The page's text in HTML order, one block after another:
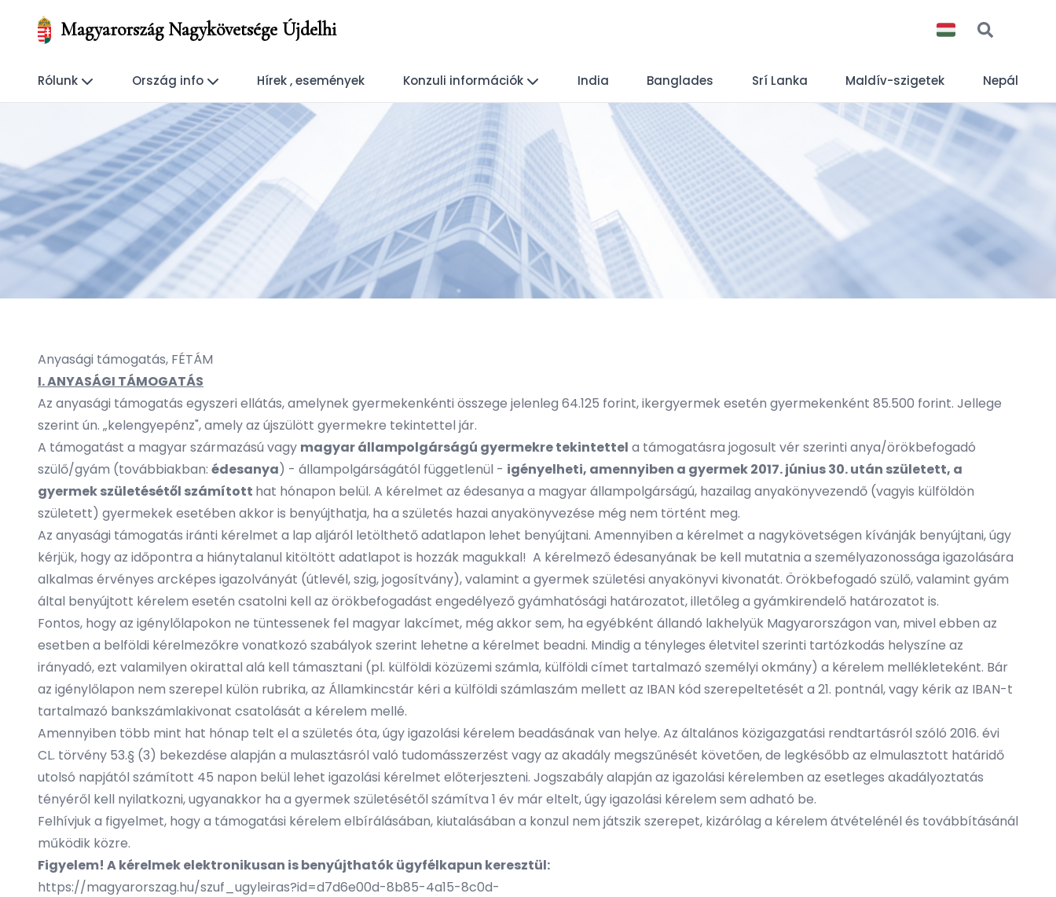
Magyarország Nagykövetsége Újdelhi
Rólunk Ország info Hírek , események Konzuli információk India Banglades Srí Lanka Maldív-szigetek Nepál
Anyasági támogatás, FÉTÁM
I. ANYASÁGI TÁMOGATÁS
Az anyasági támogatás egyszeri ellátás, amelynek gyermekenkénti összege jelenleg 64.125 forint, ikergyermek esetén gyermekenként 85.500 forint. Jellege
szerint ún. „kelengyepénz", amely az újszülött gyermekre tekintettel jár.
A támogatást a magyar származású vagy magyar állampolgárságú gyermekre tekintettel a támogatásra jogosult vér szerinti anya/örökbefogadó
szülő/gyám (továbbiakban: édesanya) - állampolgárságától függetlenül - igényelheti, amennyiben a gyermek 2017. június 30. után született, a
gyermek születésétől számított hat hónapon belül. A kérelmet az édesanya a magyar állampolgárságú, hazailag anyakönyvezendő (vagyis külföldön
született) gyermekek esetében akkor is benyújthatja, ha a születés hazai anyakönyvezése még nem történt meg.
Az anyasági támogatás iránti kérelmet a lap aljáról letölthető adatlapon lehet benyújtani. Amennyiben a kérelmet a nagykövetségen kívánják benyújtani, úgy
kérjük, hogy az időpontra a hiánytalanul kitöltött adatlapot is hozzák magukkal! A kérelmező édesanyának be kell mutatnia a személyazonossága igazolására
alkalmas érvényes arcképes igazolványát (útlevél, szig, jogosítvány), valamint a gyermek születési anyakönyvi kivonatát. Örökbefogadó szülő, valamint gyám
által benyújtott kérelem esetén csatolni kell az örökbefogadást engedélyező gyámhatósági határozatot, illetőleg a gyámkirendelő határozatot is.
Fontos, hogy az igénylőlapokon ne tüntessenek fel magyar lakcímet, még akkor sem, ha egyébként állandó lakhelyük Magyarországon van, mivel ebben az
esetben a belföldi kérelmezőkre vonatkozó szabályok szerint lehetne a kérelmet beadni. Mindig a tényleges életvitel szerinti tartózkodás helyszíne az
irányadó, ezt valamilyen okirattal alá kell támasztani (pl. külföldi közüzemi számla, külföldi címet tartalmazó személyi okmány) a kérelem mellékleteként. Bár
az igénylőlapon nem szerepel külön rubrika, az Államkincstár kéri a külföldi számlaszám mellett az IBAN kód szerepeltetését a 21. pontnál, vagy kérik az IBAN-t
tartalmazó bankszámlakivonat csatolását a kérelem mellé.
Amennyiben több mint hat hónap telt el a születés óta, úgy igazolási kérelem beadásának van helye. Az általános közigazgatási rendtartásról szóló 2016. évi
CL. törvény 53.§ (3) bekezdése alapján a mulasztásról való tudomásszerzést vagy az akadály megszűnését követően, de legkésőbb az elmulasztott határidő
utolsó napjától számított 45 napon belül lehet igazolási kérelmet előterjeszteni. Jogszabály alapján az igazolási kérelemben az esetleges akadályoztatás
tényéről kell nyilatkozni, ugyanakkor ha a gyermek születésétől számítva 1 év már eltelt, úgy igazolási kérelem sem adható be.
Felhívjuk a figyelmet, hogy a támogatási kérelem elbírálásában, kiutalásában a konzul nem játszik szerepet, kizárólag a kérelem átvételénél és továbbításánál
működik közre.
Figyelem! A kérelmek elektronikusan is benyújthatók ügyfélkapun keresztül:
https://magyarorszag.hu/szuf_ugyleiras?id=d7d6e00d-8b85-4a15-8c0d-